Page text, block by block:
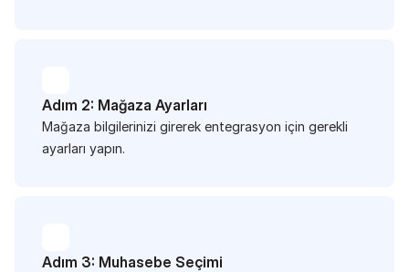
Adım 2: Mağaza Ayarları
Mağaza bilgilerinizi girerek entegrasyon için gerekli
ayarları yapın.
Adım 3: Muhasebe Seçimi